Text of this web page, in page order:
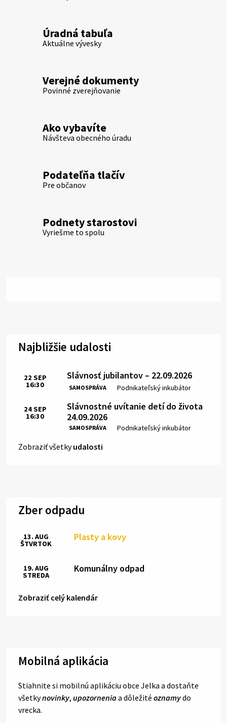
Úradná tabuľa
Aktuálne vývesky
Verejné dokumenty
Povinné zverejňovanie
Ako vybavíte
Návšteva obecného úradu
Podateľňa tlačív
Pre občanov
Podnety starostovi
Vyriešme to spolu
Najbližšie udalosti
Slávnosť jubilantov – 22.09.2026
SAMOSPRÁVA Miesto:
Podnikateľský inkubátor
Čas:
22 SEP
16:30
Slávnostné uvítanie detí do života
24.09.2026
SAMOSPRÁVA Miesto:
Podnikateľský inkubátor
Čas:
24SEP
16:30
Zobraziť všetkyudalosti
Zber odpadu
Plasty a kovy
13. AUG
ŠTVRTOK
Komunálny odpad
19. AUG
STREDA
Zobraziť celý kalendár
Mobilná aplikácia
Stiahnite si mobilnú aplikáciu obce Jelka a dostaňte
všetkynovinky, upozorneniaa dôležité oznamydo
vrecka.